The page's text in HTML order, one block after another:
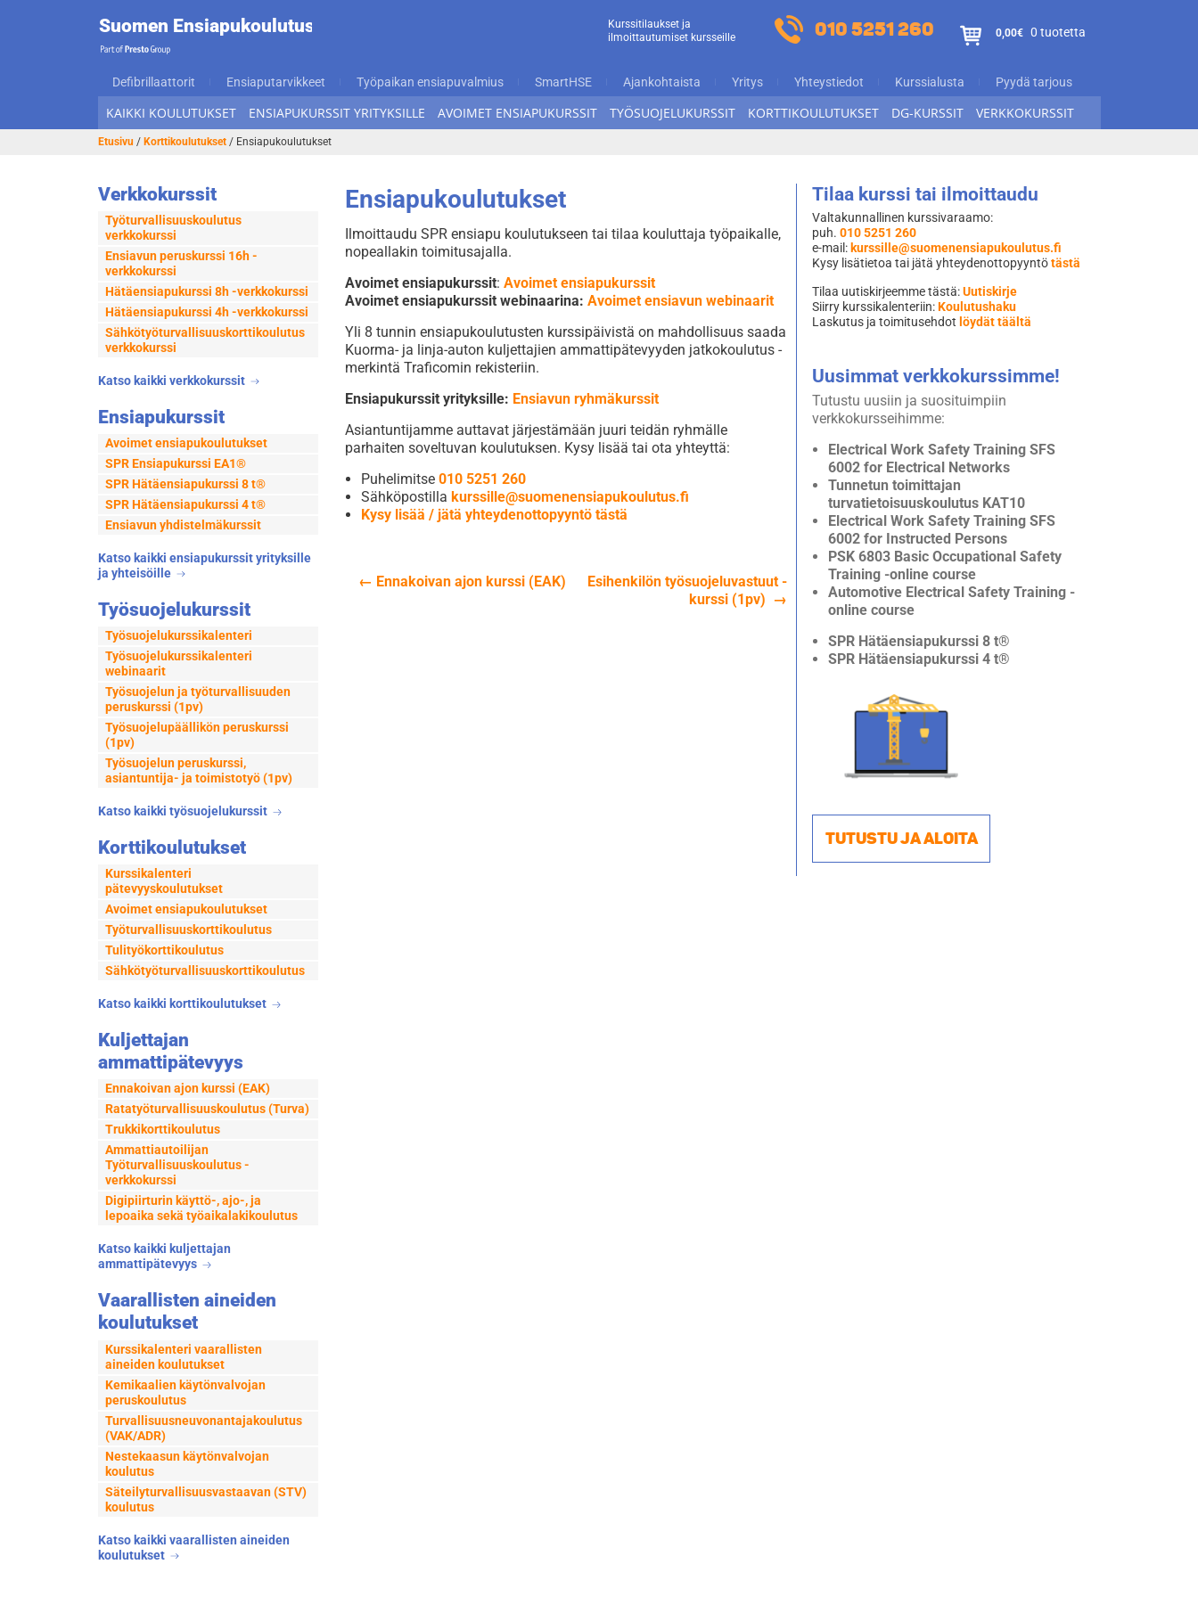
Hyppää
navigointiin
Hyppää
sisältöön
Suomen EnsiapukoulutusSuomen
Kurssitilaukset ja
ilmoittautumiset kursseille
010 5251 260 0,00€ 0 tuotetta
Defibrillaattorit Ensiaputarvikkeet Työpaikan ensiapuvalmius SmartHSE Ajankohtaista Yritys Yhteystiedot Kurssialusta Pyydä tarjous
KAIKKI KOULUTUKSET ENSIAPUKURSSIT YRITYKSILLE AVOIMET ENSIAPUKURSSIT TYÖSUOJELUKURSSIT KORTTIKOULUTUKSET DG-KURSSIT VERKKOKURSSIT
Etusivu / Korttikoulutukset/ Ensiapukoulutukset
Verkkokurssit
Työturvallisuuskoulutus
verkkokurssi
Ensiavun peruskurssi 16h -
verkkokurssi
Hätäensiapukurssi 8h -verkkokurssi
Hätäensiapukurssi 4h -verkkokurssi
Sähkötyöturvallisuus­korttikoulutus
verkkokurssi
Katso kaikki verkkokurssit
Ensiapukurssit
Avoimet ensiapukoulutukset
SPR Ensiapukurssi EA1®
SPR Hätäensiapukurssi 8 t®
SPR Hätäensiapukurssi 4 t®
Ensiavun yhdistelmäkurssit
Katso kaikki ensiapukurssit yrityksille
ja yhteisöille
Työsuojelukurssit
Työsuojelukurssikalenteri
Työsuojelukurssikalenteri
webinaarit
Työsuojelun ja työturvallisuuden
peruskurssi (1pv)
Työsuojelupäällikön peruskurssi
(1pv)
Työsuojelun peruskurssi,
asiantuntija- ja toimistotyö (1pv)
Katso kaikki työsuojelukurssit
Korttikoulutukset
Kurssikalenteri
pätevyyskoulutukset
Avoimet ensiapukoulutukset
Työturvallisuuskorttikoulutus
Tulityökorttikoulutus
Sähkötyöturvallisuuskorttikoulutus
Katso kaikki korttikoulutukset
Kuljettajan
ammattipätevyys
Ennakoivan ajon kurssi (EAK)
Ratatyöturvallisuuskoulutus (Turva)
Trukkikorttikoulutus
Ammattiautoilijan
Työturvallisuuskoulutus -
verkkokurssi
Digipiirturin käyttö-, ajo-, ja
lepoaika sekä työaikalakikoulutus
Katso kaikki kuljettajan
ammattipätevyys
Vaarallisten aineiden
koulutukset
Kurssikalenteri vaarallisten
aineiden koulutukset
Kemikaalien käytönvalvojan
peruskoulutus
Turvallisuusneuvonantajakoulutus
(VAK/ADR)
Nestekaasun käytönvalvojan
koulutus
Säteilyturvallisuusvastaavan (STV)
koulutus
Katso kaikki vaarallisten aineiden
koulutukset
Ensiapukoulutukset
Ilmoittaudu SPR ensiapu koulutukseen tai tilaa kouluttaja työpaikalle,
nopeallakin toimitusajalla.
Avoimet ensiapukurssit: Avoimet ensiapukurssit
Avoimet ensiapukurssit webinaarina: Avoimet ensiavun webinaarit
Yli 8 tunnin ensiapukoulutusten kurssipäivistä on mahdollisuus saada
Kuorma- ja linja-auton kuljettajien ammattipätevyyden jatkokoulutus -
merkintä Traficomin rekisteriin.
Ensiapukurssit yrityksille: Ensiavun ryhmäkurssit
Asiantuntijamme auttavat järjestämään juuri teidän ryhmälle
parhaiten soveltuvan koulutuksen. Kysy lisää tai ota yhteyttä:
Puhelimitse 010 5251 260
Sähköpostilla kurssille@suomenensiapukoulutus.fi
Kysy lisää / jätä yhteydenottopyyntö tästä
← Ennakoivan ajon kurssi (EAK)
Esihenkilön työsuojeluvastuut -
kurssi (1pv) →
Tilaa kurssi tai ilmoittaudu
Valtakunnallinen kurssivaraamo:
puh.010 5251 260
e-mail: kurssille@suomenensiapukoulutus.fi
Kysy lisätietoa tai jätä yhteydenottopyyntötästä
Tilaa uutiskirjeemme tästä:Uutiskirje
Siirry kurssikalenteriin:Koulutushaku
Laskutus ja toimitusehdot löydät täältä
Uusimmat verkkokurssimme!
Tutustu uusiin ja suosituimpiin
verkkokursseihimme:
Electrical Work Safety Training SFS
6002 for Electrical Networks
Tunnetun toimittajan
turvatietoisuuskoulutus KAT10
Electrical Work Safety Training SFS
6002 for Instructed Persons
PSK 6803 Basic Occupational Safety
Training -online course
Automotive Electrical Safety Training -
online course
SPR Hätäensiapukurssi 8 t®
SPR Hätäensiapukurssi 4 t®
Tutustu ja aloita